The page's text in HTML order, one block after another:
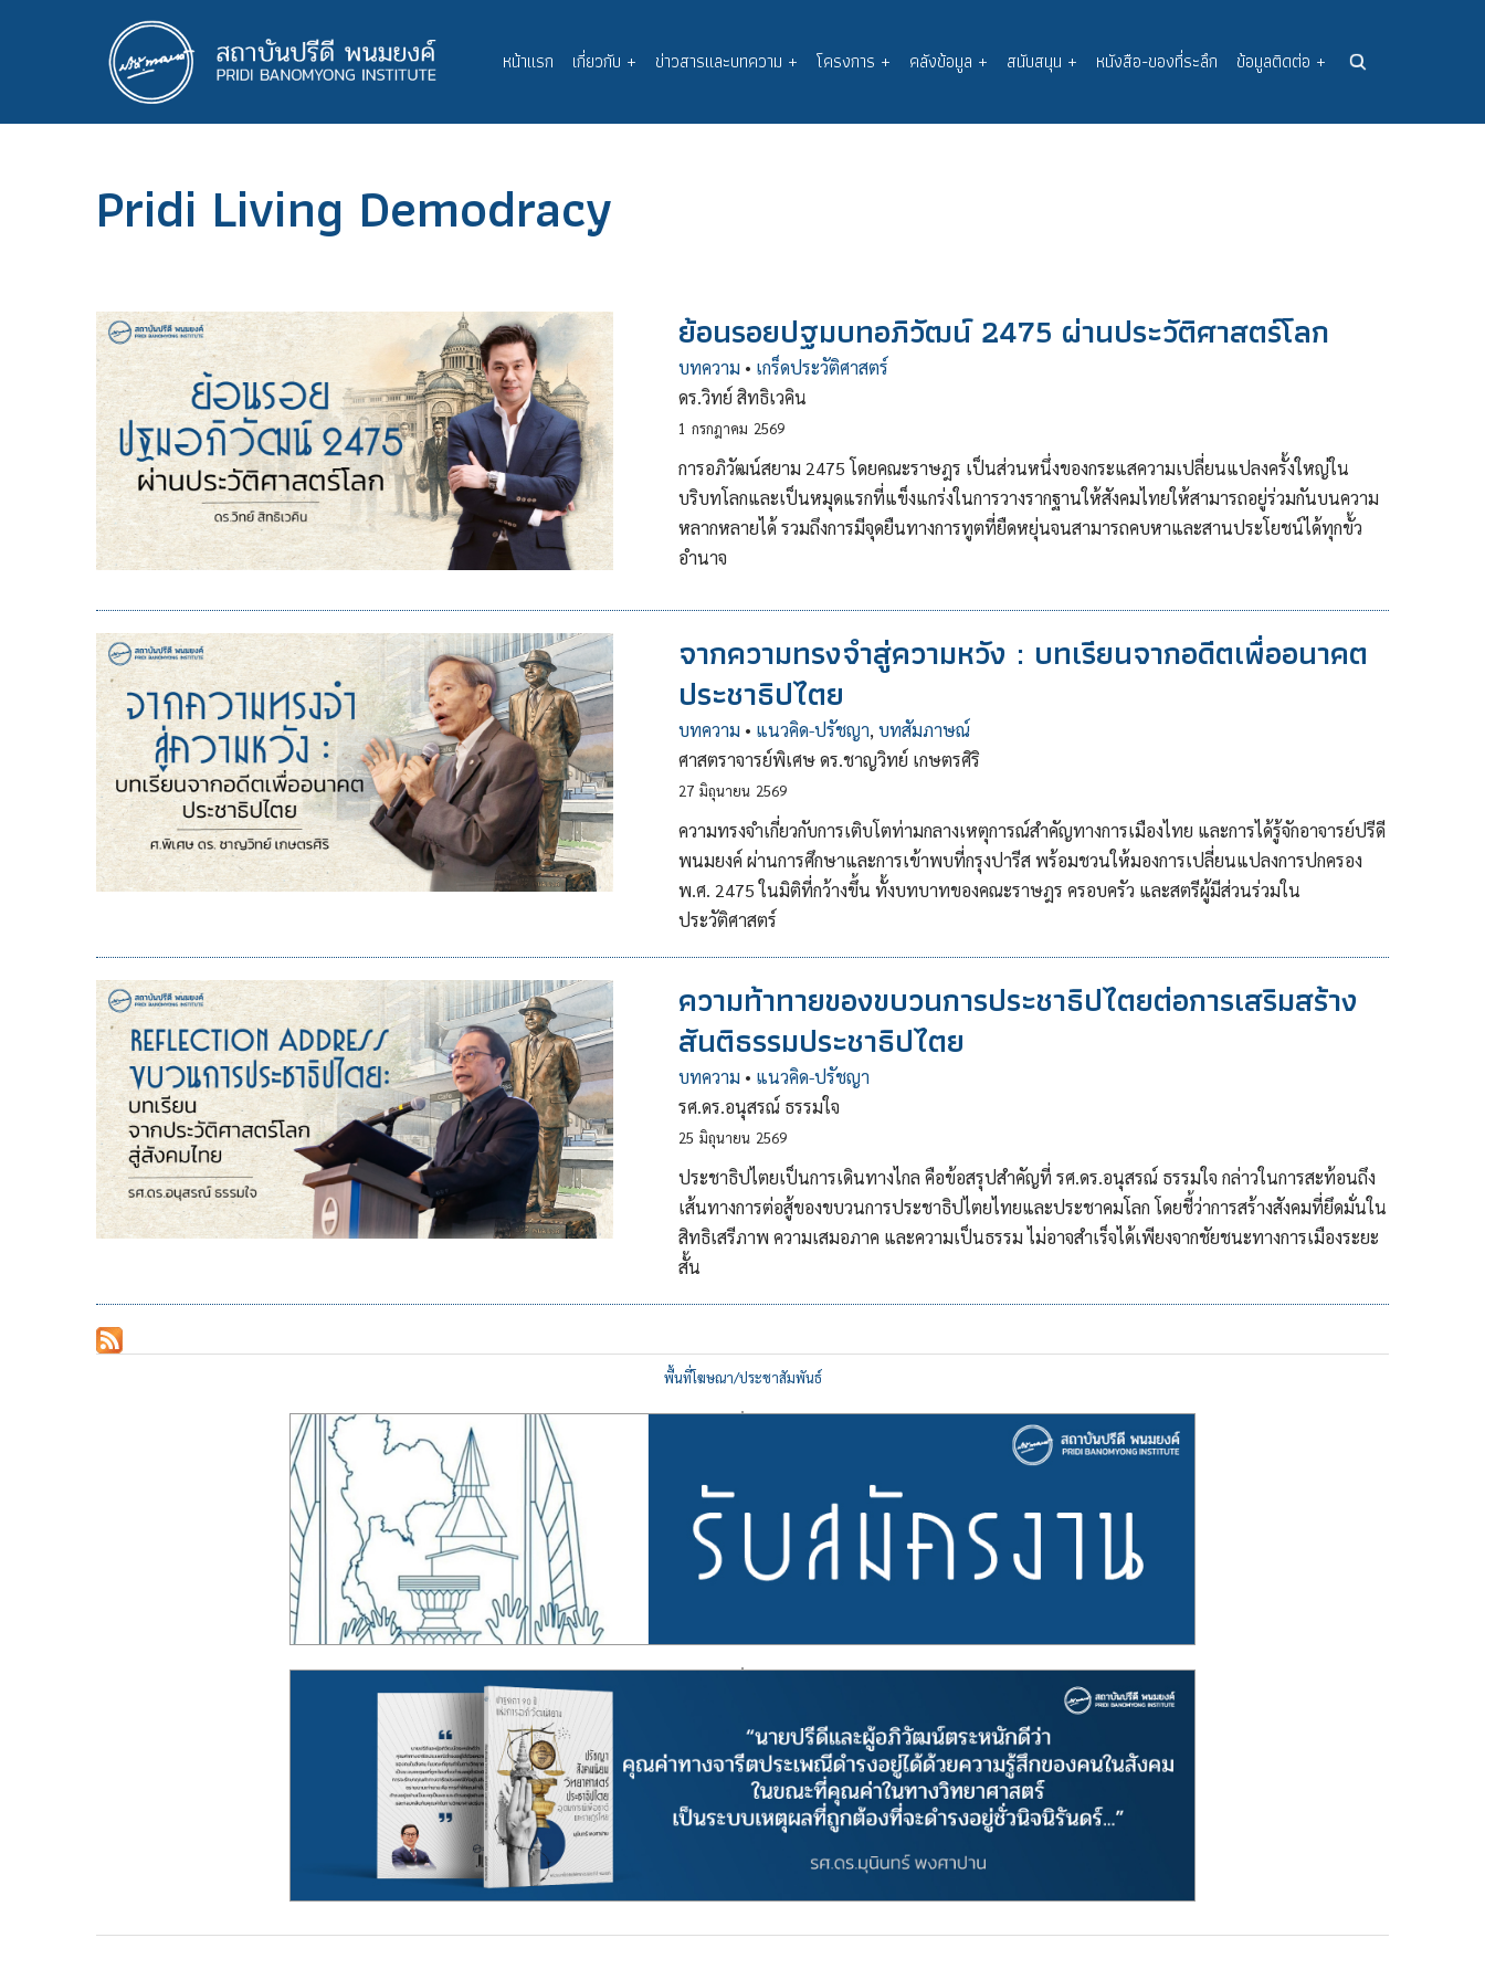
Main
navigation
หน้าแรก เกี่ยวกับ + ข่าวสารและบทความ + โครงการ + คลังข้อมูล + สนับสนุน + หนังสือ-ของที่ระลึก ข้อมูลติดต่อ +
Pridi Living Demodracy
ย้อนรอยปฐมบทอภิวัฒน์ 2475 ผ่านประวัติศาสตร์โลก
บทความ • เกร็ดประวัติศาสตร์
ดร.วิทย์ สิทธิเวคิน
1 กรกฎาคม 2569
การอภิวัฒน์สยาม 2475 โดยคณะราษฎร เป็นส่วนหนึ่งของกระแสความเปลี่ยนแปลงครั้งใหญ่ใน
บริบทโลกและเป็นหมุดแรกที่แข็งแกร่งในการวางรากฐานให้สังคมไทยให้สามารถอยู่ร่วมกันบนความ
หลากหลายได้ รวมถึงการมีจุดยืนทางการทูตที่ยืดหยุ่นจนสามารถคบหาและสานประโยชน์ได้ทุกขั้ว
อำนาจ
จากความทรงจำสู่ความหวัง : บทเรียนจากอดีตเพื่ออนาคต
ประชาธิปไตย
บทความ • แนวคิด-ปรัชญา, บทสัมภาษณ์
ศาสตราจารย์พิเศษ ดร.ชาญวิทย์ เกษตรศิริ
27 มิถุนายน 2569
ความทรงจำเกี่ยวกับการเติบโตท่ามกลางเหตุการณ์สำคัญทางการเมืองไทย และการได้รู้จักอาจารย์ปรีดี
พนมยงค์ ผ่านการศึกษาและการเข้าพบที่กรุงปารีส พร้อมชวนให้มองการเปลี่ยนแปลงการปกครอง
พ.ศ. 2475 ในมิติที่กว้างขึ้น ทั้งบทบาทของคณะราษฎร ครอบครัว และสตรีผู้มีส่วนร่วมใน
ประวัติศาสตร์
ความท้าทายของขบวนการประชาธิปไตยต่อการเสริมสร้าง
สันติธรรมประชาธิปไตย
บทความ • แนวคิด-ปรัชญา
รศ.ดร.อนุสรณ์ ธรรมใจ
25 มิถุนายน 2569
ประชาธิปไตยเป็นการเดินทางไกล คือข้อสรุปสำคัญที่ รศ.ดร.อนุสรณ์ ธรรมใจ กล่าวในการสะท้อนถึง
เส้นทางการต่อสู้ของขบวนการประชาธิปไตยไทยและประชาคมโลก โดยชี้ว่าการสร้างสังคมที่ยึดมั่นใน
สิทธิเสรีภาพ ความเสมอภาค และความเป็นธรรม ไม่อาจสำเร็จได้เพียงจากชัยชนะทางการเมืองระยะ
สั้น
พื้นที่โฆษณา/ประชาสัมพันธ์